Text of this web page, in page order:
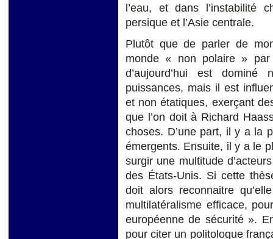
l’eau, et dans l’instabilité
persique et l’Asie centrale.
Plutôt que de parler de
monde « non polaire »
d’aujourd’hui est
puissances, mais il est
et non étatiques, exerçant
que l’on doit à Richard
choses. D’une part, il y a la
émergents. Ensuite, il y a le
surgir une multitude
des États-Unis. Si cette
doit alors reconnaitre
multilatéralisme efficace,
européenne de sécurité ».
pour citer un politologue